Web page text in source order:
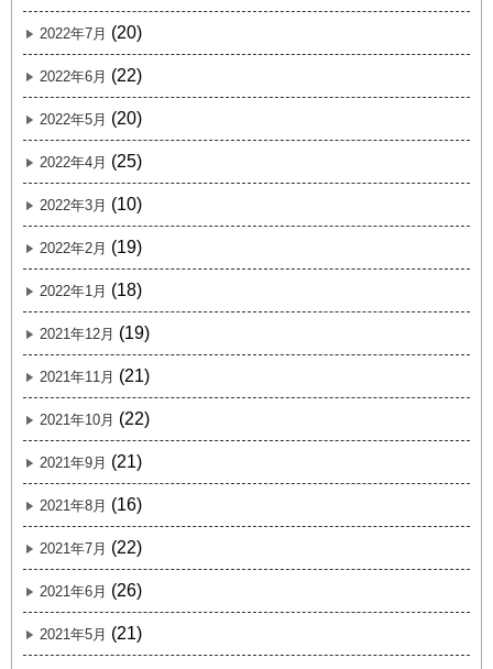
2022年7月 (20)
2022年6月 (22)
2022年5月 (20)
2022年4月 (25)
2022年3月 (10)
2022年2月 (19)
2022年1月 (18)
2021年12月 (19)
2021年11月 (21)
2021年10月 (22)
2021年9月 (21)
2021年8月 (16)
2021年7月 (22)
2021年6月 (26)
2021年5月 (21)